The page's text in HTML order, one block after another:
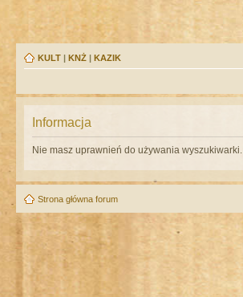
KULT | KNŻ | KAZIK
Informacja
Nie masz uprawnień do używania wyszukiwarki.
Strona główna forum